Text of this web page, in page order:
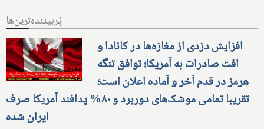
پُربیننده‌ترین‌ها
افزایش دزدی از مغازه‌ها در کانادا و
افت صادرات به آمریکا؛ توافق تنگه
هرمز در قدم آخر و آماده اعلان است؛
تقریبا تمامی موشک‌های دوربرد و ۸۰% پدافند آمریکا صرف
ایران شده